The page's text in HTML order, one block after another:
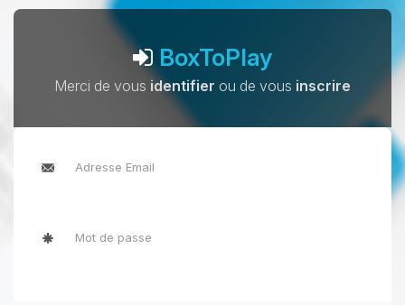
BoxToPlay
Merci de vous identifier ou de vous inscrire